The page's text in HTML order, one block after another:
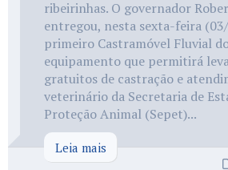
ribeirinhas. O governador
entregou, nesta sexta-feira
primeiro Castramóvel Fluvial
equipamento que permitirá
gratuitos de castração e
veterinário da Secretaria de
Proteção Animal (Sepet)...
Leia mais